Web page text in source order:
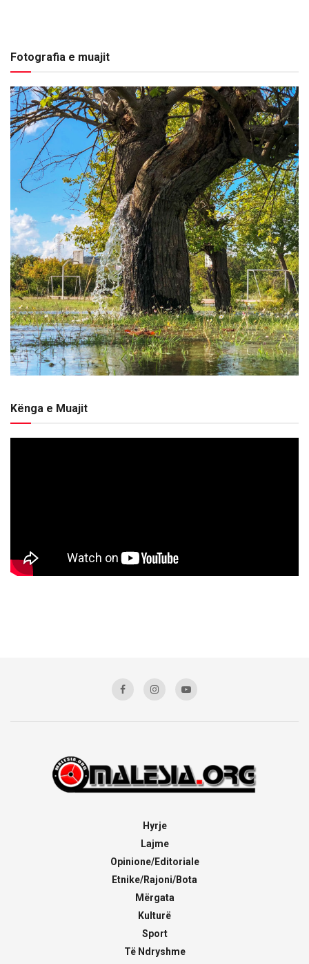
Fotografia e muajit
Kënga e Muajit
Hyrje
Lajme
Opinione/Editoriale
Etnike/Rajoni/Bota
Mërgata
Kulturë
Sport
Të Ndryshme